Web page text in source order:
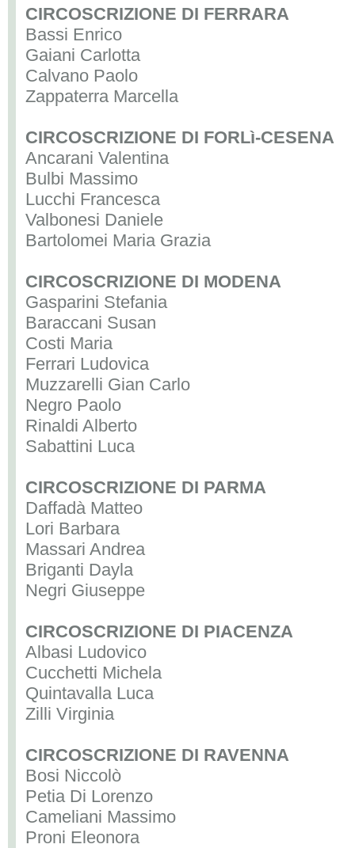
CIRCOSCRIZIONE DI FERRARA
Bassi Enrico
Gaiani Carlotta
Calvano Paolo
Zappaterra Marcella
CIRCOSCRIZIONE DI FORLì-CESENA
Ancarani Valentina
Bulbi Massimo
Lucchi Francesca
Valbonesi Daniele
Bartolomei Maria Grazia
CIRCOSCRIZIONE DI MODENA
Gasparini Stefania
Baraccani Susan
Costi Maria
Ferrari Ludovica
Muzzarelli Gian Carlo
Negro Paolo
Rinaldi Alberto
Sabattini Luca
CIRCOSCRIZIONE DI PARMA
Daffadà Matteo
Lori Barbara
Massari Andrea
Briganti Dayla
Negri Giuseppe
CIRCOSCRIZIONE DI PIACENZA
Albasi Ludovico
Cucchetti Michela
Quintavalla Luca
Zilli Virginia
CIRCOSCRIZIONE DI RAVENNA
Bosi Niccolò
Petia Di Lorenzo
Cameliani Massimo
Proni Eleonora